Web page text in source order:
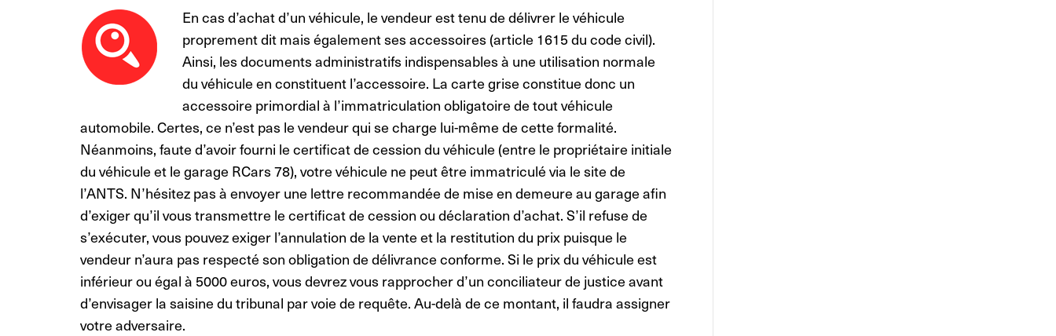
En cas d’achat d’un véhicule, le vendeur est tenu de délivrer le véhicule
proprement dit mais également ses accessoires (article 1615 du code civil).
Ainsi, les documents administratifs indispensables à une utilisation normale
du véhicule en constituent l’accessoire. La carte grise constitue donc un
accessoire primordial à l’immatriculation obligatoire de tout véhicule
automobile. Certes, ce n’est pas le vendeur qui se charge lui-même de cette formalité.
Néanmoins, faute d’avoir fourni le certificat de cession du véhicule (entre le propriétaire initiale
du véhicule et le garage RCars 78), votre véhicule ne peut être immatriculé via le site de
l’ANTS. N’hésitez pas à envoyer une lettre recommandée de mise en demeure au garage afin
d’exiger qu’il vous transmettre le certificat de cession ou déclaration d’achat. S’il refuse de
s’exécuter, vous pouvez exiger l’annulation de la vente et la restitution du prix puisque le
vendeur n’aura pas respecté son obligation de délivrance conforme. Si le prix du véhicule est
inférieur ou égal à 5000 euros, vous devrez vous rapprocher d’un conciliateur de justice avant
d’envisager la saisine du tribunal par voie de requête. Au-delà de ce montant, il faudra assigner
votre adversaire.